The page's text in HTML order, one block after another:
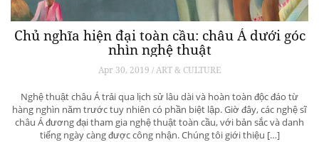
Chủ nghĩa hiện đại toàn cầu: châu Á dưới góc
nhìn nghệ thuật
Apr 30, 2019 / ART & CULTURE
Nghệ thuật châu Á trải qua lịch sử lâu dài và hoàn toàn độc đáo từ
hàng nghìn năm trước tuy nhiên có phần biệt lập. Giờ đây, các nghệ sĩ
châu Á đương đại tham gia nghệ thuật toàn cầu, với bản sắc và danh
tiếng ngày càng được công nhận. Chúng tôi giới thiệu […]